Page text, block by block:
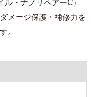
・ナノリペアーC）
メージ保護・補修力を
。